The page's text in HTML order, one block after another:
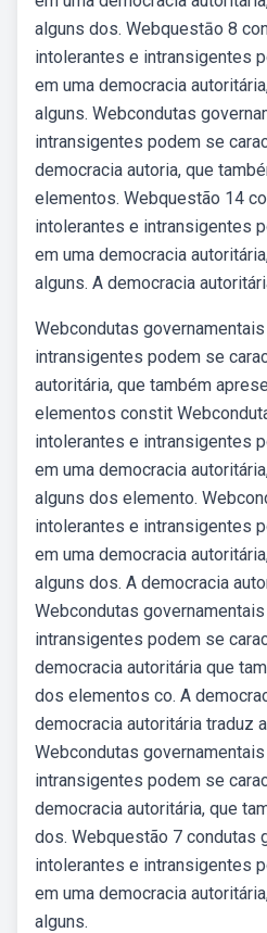
alguns dos. Webquestāo 8
intolerantes e intransigentes
em uma democracia
alguns. Webcondutas
intransigentes podem se
democracia autoria, que
elementos. Webquestão 14
intolerantes e intransigentes
em uma democracia
alguns. A democracia
Webcondutas
intransigentes podem se
autoritária, que também
elementos constit
intolerantes e intransigentes
em uma democracia
alguns dos elemento.
intolerantes e intransigentes
em uma democracia
alguns dos. A democracia
Webcondutas
intransigentes podem se
democracia autoritária que
dos elementos co. A
democracia autoritária traduz
Webcondutas
intransigentes podem se
democracia autoritária, que
dos. Webquestão 7 condutas
intolerantes e intransigentes
em uma democracia
alguns.